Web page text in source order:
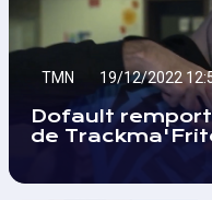
TMN 19/12/2022
Dofault
de